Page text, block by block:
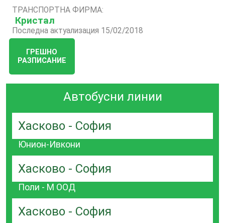
ТРАНСПОРТНА ФИРМА:
Кристал
Последна актуализация 15/02/2018
ГРЕШНО
РАЗПИСАНИЕ
Автобусни линии
Хасково - София
Юнион-Ивкони
Хасково - София
Поли - М ООД
Хасково - София